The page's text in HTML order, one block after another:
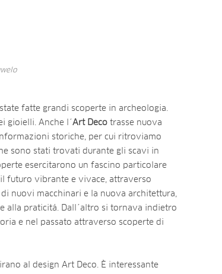
fatte grandi scoperte in archeologia.
gioielli. Anche l´ Art Deco trasse nuova
storiche, per cui ritroviamo
sono stati trovati durante gli scavi in
esercitarono un fascino particolare
futuro vibrante e vivace, attraverso
nuovi macchinari e la nuova architettura,
alla praticitá. Dall´altro si tornava indietro
e nel passato attraverso scoperte di
al design Art Deco. È interessante